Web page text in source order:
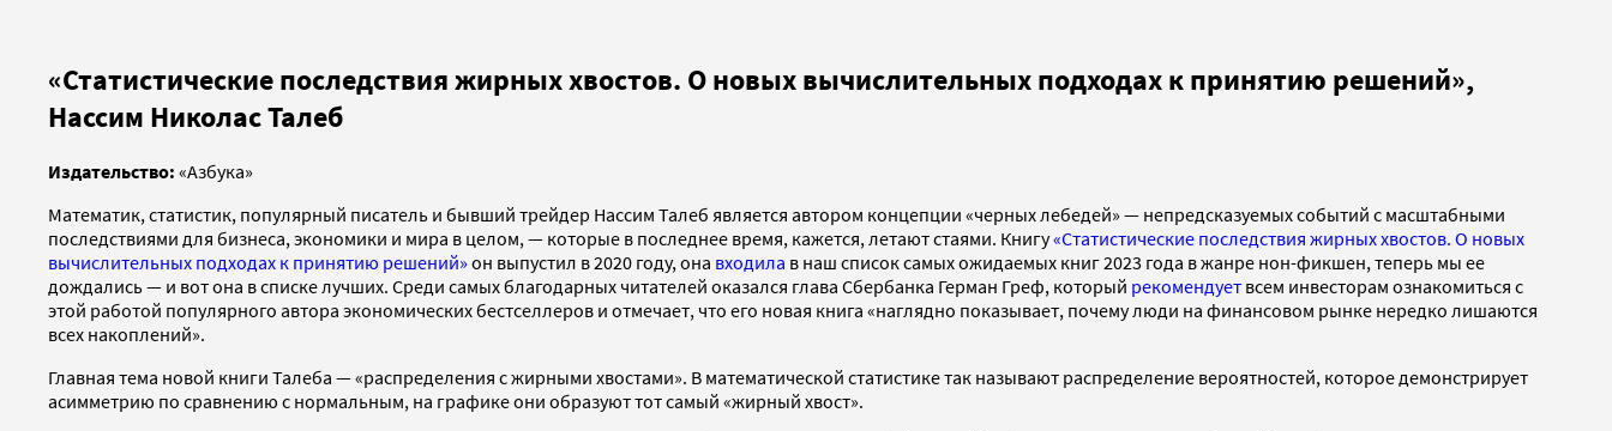
«Статистические последствия жирных хвостов. О новых вычислительных подходах к принятию решений»,
Нассим Николас Талеб
Издательство: «Азбука»
Математик, статистик, популярный писатель и бывший трейдер Нассим Талеб является автором концепции «черных лебедей» — непредсказуемых событий с масштабными
последствиями для бизнеса, экономики и мира в целом, — которые в последнее время, кажется, летают стаями. Книгу«Статистические последствия жирных хвостов. О новых
вычислительных подходах к принятию решений» он выпустил в 2020 году, она входила в наш список самых ожидаемых книг 2023 года в жанре нон-фикшен, теперь мы ее
дождались — и вот она в списке лучших. Среди самых благодарных читателей оказался глава Сбербанка Герман Греф, который рекомендует всем инвесторам ознакомиться с
этой работой популярного автора экономических бестселлеров и отмечает, что его новая книга «наглядно показывает, почему люди на финансовом рынке нередко лишаются
всех накоплений».
Главная тема новой книги Талеба — «распределения с жирными хвостами». В математической статистике так называют распределение вероятностей, которое демонстрирует
асимметрию по сравнению с нормальным, на графике они образуют тот самый «жирный хвост».